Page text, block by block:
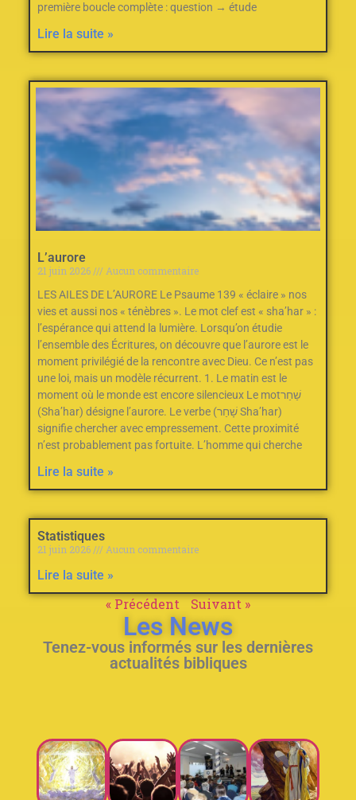
première boucle complète : question → étude
Lire la suite »
L’aurore
21 juin 2026
Aucun commentaire
LES AILES DE L’AURORE Le Psaume 139‭ ‬«‮ ‬éclaire‮ ‬»‭ ‬nos
vies et aussi nos‭ ‬«‮ ‬ténèbres‮ ‬»‭.‬ Le mot clef est «‭ ‬sha’har‮ ‬»‭ :
‬l’espérance qui attend la lumière. Lorsqu’on étudie
l’ensemble des Écritures‭, ‬on découvre que l’aurore est le
moment privilégié de la rencontre avec Dieu‭.‬ Ce n’est pas
une loi‭, ‬mais un modèle récurrent‭.‬ 1‭. ‬Le matin est le
moment où le monde est encore silencieux Le mot‭ ‬שַׁחַר‭
(‬Sha’har‭) ‬désigne l’aurore‭.‬ Le verbe‭ ‬שָׁחַר‭ (‬Sha’har‭)
‬signifie chercher avec empressement‭.‬ Cette proximité
n’est probablement pas fortuite‭.‬ L’homme qui cherche
Lire la suite »
Statistiques
21 juin 2026 Aucun commentaire
Lire la suite »
« Précédent Suivant »
Les News
Tenez-vous informés sur les dernières
actualités bibliques